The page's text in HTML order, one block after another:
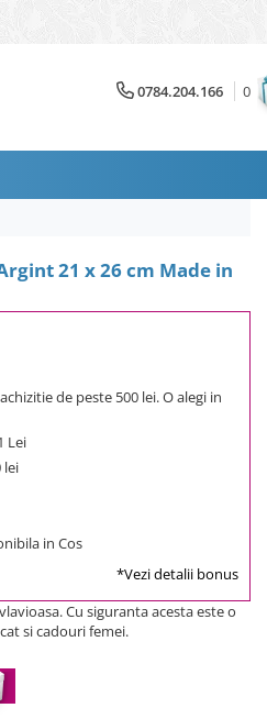
0784.204.166 0
21 x 26 cm Made in
de peste 500 lei. O alegi in
Lei
lei
in Cos
*Vezi detalii bonus
Cu siguranta acesta este o
si cadouri femei.